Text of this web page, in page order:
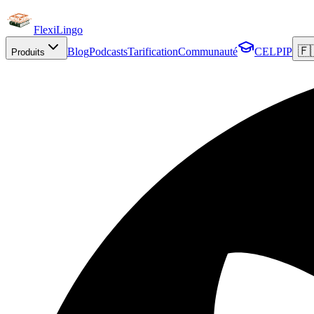
FlexiLingo
Produits BlogPodcastsTarificationCommunauté CELPIP